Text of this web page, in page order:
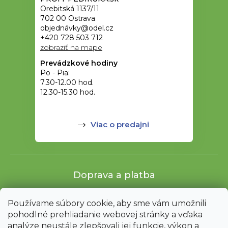
Používame súbory cookie, aby sme vám umožnili
pohodlné prehliadanie webovej stránky a vďaka
analýze neustále zlepšovali jej funkcie, výkon a
Orebitská 1137/11
702 00 Ostrava
objednávky@odel.cz
+420 728 503 712
zobraziť na mape
Prevádzkové hodiny
Po - Pia:
7.30-12.00 hod.
12.30-15.30 hod.
Viac o predajni
Doprava a platba